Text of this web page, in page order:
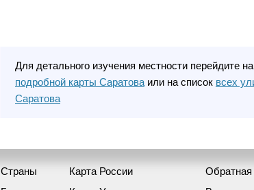
Для детального изучения местности перейдите
подробной карты Саратова или на список всех
Саратова
Страны
Карта России
Обратная